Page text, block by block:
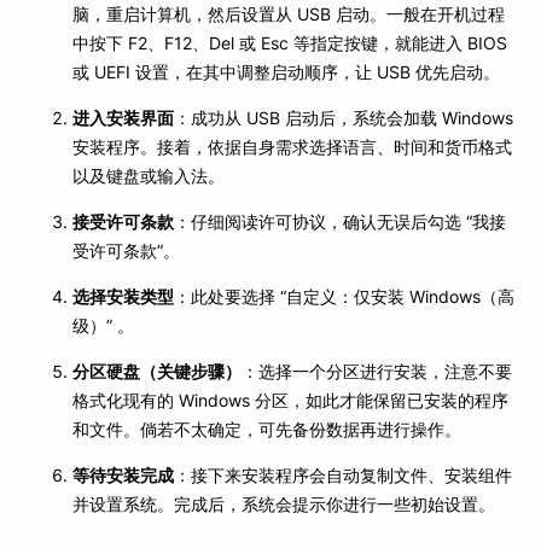
脑，重启计算机，然后设置从 USB 启动。一般在开机过程
中按下 F2、F12、Del 或 Esc 等指定按键，就能进入 BIOS
或 UEFI 设置，在其中调整启动顺序，让 USB 优先启动。
进入安装界面 ：成功从 USB 启动后，系统会加载 Windows
安装程序。接着，依据自身需求选择语言、时间和货币格式
以及键盘或输入法。
接受许可条款 ：仔细阅读许可协议，确认无误后勾选 “我接
受许可条款”。
选择安装类型 ：此处要选择 “自定义：仅安装 Windows（高
级）” 。
分区硬盘（关键步骤）
：选择一个分区进行安装，注意不要
格式化现有的 Windows 分区，如此才能保留已安装的程序
和文件。倘若不太确定，可先备份数据再进行操作。
等待安装完成 ：接下来安装程序会自动复制文件、安装组件
并设置系统。完成后，系统会提示你进行一些初始设置。